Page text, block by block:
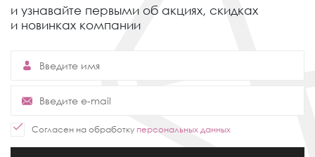
и узнавайте первыми об акциях, скидках
и новинках компании
Согласен на обработку персональных данных